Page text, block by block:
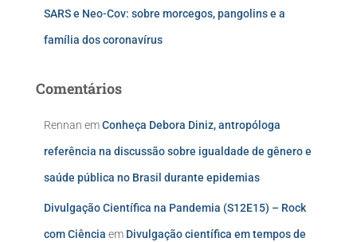
SARS e Neo-Cov: sobre morcegos, pangolins e a
família dos coronavírus
Comentários
Rennan emConheça Debora Diniz, antropóloga
referência na discussão sobre igualdade de gênero e
saúde pública no Brasil durante epidemias
Divulgação Científica na Pandemia (S12E15) – Rock
com Ciência em Divulgação científica em tempos de